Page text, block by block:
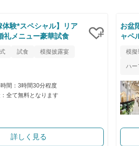
体験*スペシャル】リア
礼メニュー豪華試食
試食 模擬披露宴
間：3時間30分程度
全て無料となります
詳しく見る
お盆
ャペ
模擬
ハー